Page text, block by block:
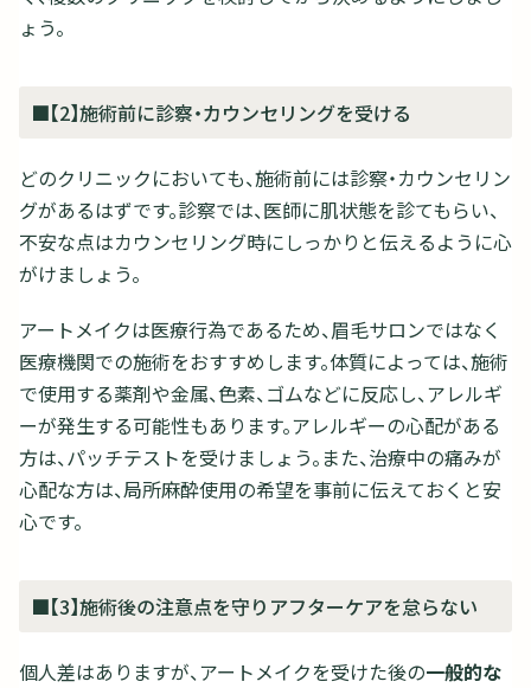
ょう。
■【2】施術前に診察・カウンセリングを受ける
どのクリニックにおいても、施術前には診察・カウンセリン
グがあるはずです。診察では、医師に肌状態を診てもらい、
不安な点はカウンセリング時にしっかりと伝えるように心
がけましょう。
アートメイクは医療行為であるため、眉毛サロンではなく
医療機関での施術をおすすめします。体質によっては、施術
で使用する薬剤や金属、色素、ゴムなどに反応し、アレルギ
ーが発生する可能性もあります。アレルギーの心配がある
方は、パッチテストを受けましょう。また、治療中の痛みが
心配な方は、局所麻酔使用の希望を事前に伝えておくと安
心です。
■【3】施術後の注意点を守りアフターケアを怠らない
個人差はありますが、アートメイクを受けた後の一般的な